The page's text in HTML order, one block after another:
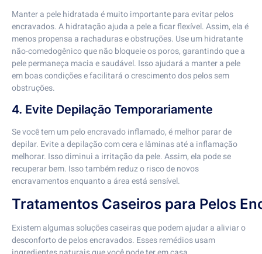
Manter a pele hidratada é muito importante para evitar pelos
encravados. A hidratação ajuda a pele a ficar flexível. Assim, ela é
menos propensa a rachaduras e obstruções. Use um hidratante
não-comedogênico que não bloqueie os poros, garantindo que a
pele permaneça macia e saudável. Isso ajudará a manter a pele
em boas condições e facilitará o crescimento dos pelos sem
obstruções.
4. Evite Depilação Temporariamente
Se você tem um pelo encravado inflamado, é melhor parar de
depilar. Evite a depilação com cera e lâminas até a inflamação
melhorar. Isso diminui a irritação da pele. Assim, ela pode se
recuperar bem. Isso também reduz o risco de novos
encravamentos enquanto a área está sensível.
Tratamentos Caseiros para Pelos
Existem algumas soluções caseiras que podem ajudar a aliviar o
desconforto de pelos encravados. Esses remédios usam